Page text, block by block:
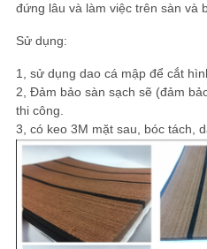
đứng lâu và làm việc trên sàn và
Sử dụng:
1, sử dụng dao cá mập để cắt
2, Đảm bảo sàn sạch sẽ (đảm
thi công.
3, có keo 3M mặt sau, bóc tách,